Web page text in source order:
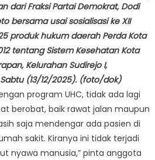
dari Fraksi Partai Demokrat, Dodi
bersama usai sosialisasi ke XII
produk hukum daerah Perda Kota
tentang Sistem Kesehatan Kota
Kelurahan Sudirejo I,
(13/12/2025). (foto/dok)
program UHC, tidak ada lagi
berobat, baik rawat jalan maupun
saja mendengar ada pasien di
sakit. Kiranya ini tidak terjadi
nyawa manusia,” pinta anggota